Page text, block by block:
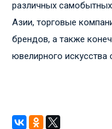
различных
Азии, торговые
брендов, а также
ювелирного искусства